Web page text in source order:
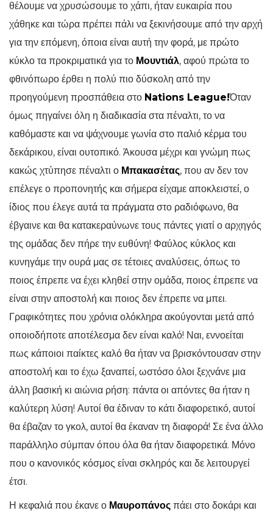
θέλουμε να χρυσώσουμε το χάπι, ήταν ευκαιρία που
χάθηκε και τώρα πρέπει πάλι να ξεκινήσουμε από την αρχή
για την επόμενη, όποια είναι αυτή την φορά, με πρώτο
κύκλο τα προκριματικά για το Μουντιάλ, αφού πρώτα το
φθινόπωρο έρθει η πολύ πιο δύσκολη από την
προηγούμενη προσπάθεια στο Nations League!Όταν
όμως πηγαίνει όλη η διαδικασία στα πέναλτι, το να
καθόμαστε και να ψάχνουμε γωνία στο παλιό κέρμα του
δεκάρικου, είναι ουτοπικό. Άκουσα μέχρι και γνώμη πως
κακώς χτύπησε πέναλτι ο Μπακασέτας, που αν δεν τον
επέλεγε ο προπονητής και σήμερα είχαμε αποκλειστεί, ο
ίδιος που έλεγε αυτά τα πράγματα στο ραδιόφωνο, θα
έβγαινε και θα κατακεραύνωνε τους πάντες γιατί ο αρχηγός
της ομάδας δεν πήρε την ευθύνη! Φαύλος κύκλος και
κυνηγάμε την ουρά μας σε τέτοιες αναλύσεις, όπως το
ποιος έπρεπε να έχει κληθεί στην ομάδα, ποιος έπρεπε να
είναι στην αποστολή και ποιος δεν έπρεπε να μπει.
Γραφικότητες που χρόνια ολόκληρα ακούγονται μετά από
οποιοδήποτε αποτέλεσμα δεν είναι καλό! Ναι, εννοείται
πως κάποιοι παίκτες καλό θα ήταν να βρισκόντουσαν στην
αποστολή και το έχω ξαναπεί, ωστόσο όλοι ξεχνάνε μια
άλλη βασική κι αιώνια ρήση: πάντα οι απόντες θα ήταν η
καλύτερη λύση! Αυτοί θα έδιναν το κάτι διαφορετικό, αυτοί
θα έβαζαν το γκολ, αυτοί θα έκαναν τη διαφορά! Σε ένα άλλο
παράλληλο σύμπαν όπου όλα θα ήταν διαφορετικά. Μόνο
που ο κανονικός κόσμος είναι σκληρός και δε λειτουργεί
έτσι.
Η κεφαλιά που έκανε ο Μαυροπάνος πάει στο δοκάρι και